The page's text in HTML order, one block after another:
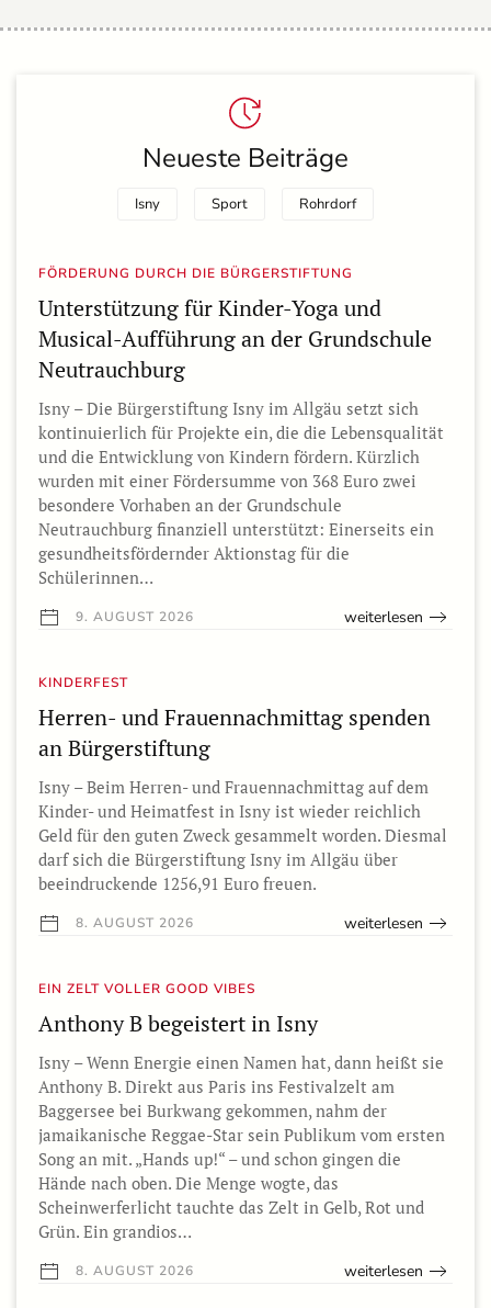
Neueste Beiträge
Isny Sport Rohrdorf
FÖRDERUNG DURCH DIE BÜRGERSTIFTUNG
Unterstützung für Kinder-Yoga und
Musical-Aufführung an der Grundschule
Neutrauchburg
Isny – Die Bürgerstiftung Isny im Allgäu setzt sich
kontinuierlich für Projekte ein, die die Lebensqualität
und die Entwicklung von Kindern fördern. Kürzlich
wurden mit einer Fördersumme von 368 Euro zwei
besondere Vorhaben an der Grundschule
Neutrauchburg finanziell unterstützt: Einerseits ein
gesundheitsfördernder Aktionstag für die
Schülerinnen…
9. AUGUST 2026 weiterlesen
KINDERFEST
Herren- und Frauennachmittag spenden
an Bürgerstiftung
Isny – Beim Herren- und Frauennachmittag auf dem
Kinder- und Heimatfest in Isny ist wieder reichlich
Geld für den guten Zweck gesammelt worden. Diesmal
darf sich die Bürgerstiftung Isny im Allgäu über
beeindruckende 1256,91 Euro freuen.
8. AUGUST 2026 weiterlesen
EIN ZELT VOLLER GOOD VIBES
Anthony B begeistert in Isny
Isny – Wenn Energie einen Namen hat, dann heißt sie
Anthony B. Direkt aus Paris ins Festivalzelt am
Baggersee bei Burkwang gekommen, nahm der
jamaikanische Reggae-Star sein Publikum vom ersten
Song an mit. „Hands up!“ – und schon gingen die
Hände nach oben. Die Menge wogte, das
Scheinwerferlicht tauchte das Zelt in Gelb, Rot und
Grün. Ein grandios…
8. AUGUST 2026 weiterlesen